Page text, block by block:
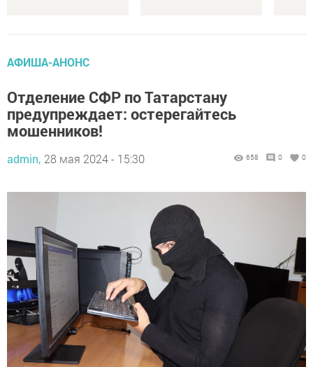
АФИША-АНОНС
Отделение СФР по Татарстану
предупреждает: остерегайтесь
мошенников!
admin, 28 мая 2024 - 15:30 658 0 0